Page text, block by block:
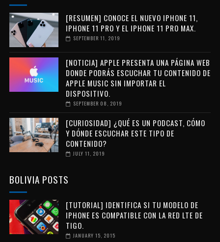
[RESUMEN] CONOCE EL NUEVO IPHONE 11,
IPHONE 11 PRO Y EL IPHONE 11 PRO MAX.
SEPTEMBER 11, 2019
[NOTICIA] APPLE PRESENTA UNA PÁGINA WEB
DONDE PODRÁS ESCUCHAR TU CONTENIDO DE
APPLE MUSIC SIN IMPORTAR EL
DISPOSITIVO.
SEPTEMBER 08, 2019
[CURIOSIDAD] ¿QUÉ ES UN PODCAST, CÓMO
Y DÓNDE ESCUCHAR ESTE TIPO DE
CONTENIDO?
JULY 11, 2019
BOLIVIA POSTS
[TUTORIAL] IDENTIFICA SI TU MODELO DE
IPHONE ES COMPATIBLE CON LA RED LTE DE
TIGO.
JANUARY 15, 2015